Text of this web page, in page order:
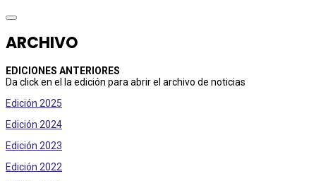
ARCHIVO
EDICIONES ANTERIORES
Da click en el la edición para abrir el archivo de noticias
Edición 2025
Edición 2024
Edición 2023
Edición 2022